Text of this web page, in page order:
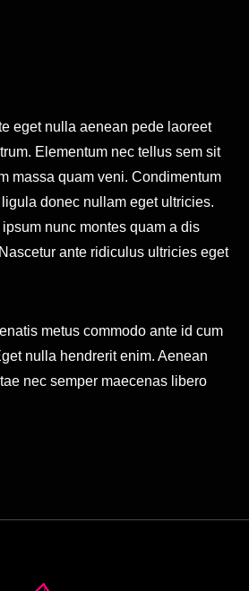
Elementum nec tellus sem sit
massa quam veni. Condimentum
donec nullam eget ultricies.
nunc montes quam a dis
ante ridiculus ultricies eget
metus commodo ante id cum
nulla hendrerit enim. Aenean
nec semper maecenas libero